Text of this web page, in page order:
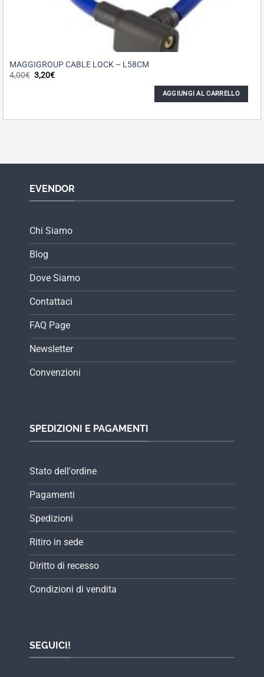
MAGGIGROUP CABLE LOCK – L58CM
4,00€ Il
prezzo
3,20€Il
AGGIUNGI AL CARRELLO
EVENDOR
Chi Siamo
Blog
Dove Siamo
Contattaci
FAQ Page
Newsletter
Convenzioni
SPEDIZIONI E PAGAMENTI
Stato dell'ordine
Pagamenti
Spedizioni
Ritiro in sede
Diritto di recesso
Condizioni di vendita
SEGUICI!